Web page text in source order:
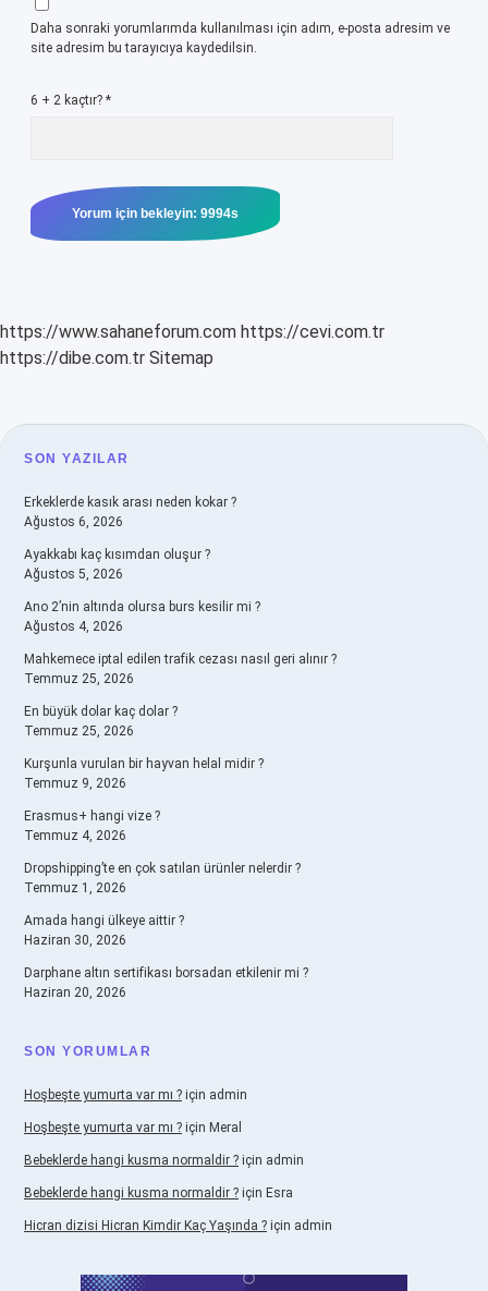
Daha sonraki yorumlarımda kullanılması için adım, e-posta adresim ve
site adresim bu tarayıcıya kaydedilsin.
6 + 2 kaçtır? *
https://www.sahaneforum.com https://cevi.com.tr
https://dibe.com.tr Sitemap
SIDEBAR
SON YAZILAR
Erkeklerde kasık arası neden kokar ?
Ağustos 6, 2026
Ayakkabı kaç kısımdan oluşur ?
Ağustos 5, 2026
Ano 2’nin altında olursa burs kesilir mi ?
Ağustos 4, 2026
Mahkemece iptal edilen trafik cezası nasıl geri alınır ?
Temmuz 25, 2026
En büyük dolar kaç dolar ?
Temmuz 25, 2026
Kurşunla vurulan bir hayvan helal midir ?
Temmuz 9, 2026
Erasmus+ hangi vize ?
Temmuz 4, 2026
Dropshipping’te en çok satılan ürünler nelerdir ?
Temmuz 1, 2026
Amada hangi ülkeye aittir ?
Haziran 30, 2026
Darphane altın sertifikası borsadan etkilenir mi ?
Haziran 20, 2026
SON YORUMLAR
Hoşbeşte yumurta var mı ? için admin
Hoşbeşte yumurta var mı ? için Meral
Bebeklerde hangi kusma normaldir ? için admin
Bebeklerde hangi kusma normaldir ? için Esra
Hicran dizisi Hicran Kimdir Kaç Yaşında ? için admin